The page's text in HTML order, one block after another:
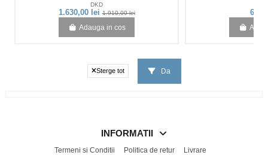
DKD
1.630,00 lei1.910,00 lei
Adauga in cos
Sterge tot Da
INFORMATII
Termeni si Conditii Politica de retur
Livrare